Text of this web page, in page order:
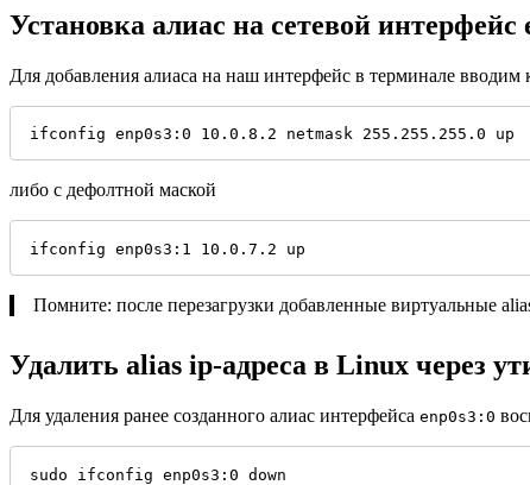
Установка алиас на сетевой
Для добавления алиаса на наш интерфейс в терминале вводим
ifconfig enp0s3:0 10.0.8.2 netmask 255.255.255.0 up
либо с дефолтной маской
ifconfig enp0s3:1 10.0.7.2 up
Помните: после перезагрузки добавленные виртуальные
Удалить alias ip-адреса в Linux через
Для удаления ранее созданного алиас интерфейса enp0s3:0
sudo ifconfig enp0s3:0 down